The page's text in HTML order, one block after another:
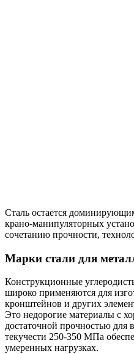
Сталь остается
крано-манипуляторных
сочетанию прочности,
Марки стали для
Конструкционные
широко применяются для
кронштейнов и других
Это недорогие материалы с
достаточной прочностью для
текучести 250-350 МПа
умеренных нагрузках.